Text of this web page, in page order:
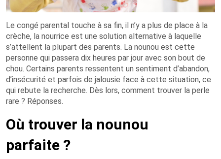
Le congé parental touche à sa fin, il n’y a plus de place à la
crèche, la nourrice est une solution alternative à laquelle
s’attellent la plupart des parents. La nounou est cette
personne qui passera dix heures par jour avec son bout de
chou. Certains parents ressentent un sentiment d’abandon,
d’insécurité et parfois de jalousie face à cette situation, ce
qui rebute la recherche. Dès lors, comment trouver la perle
rare ? Réponses.
Où trouver la nounou
parfaite ?